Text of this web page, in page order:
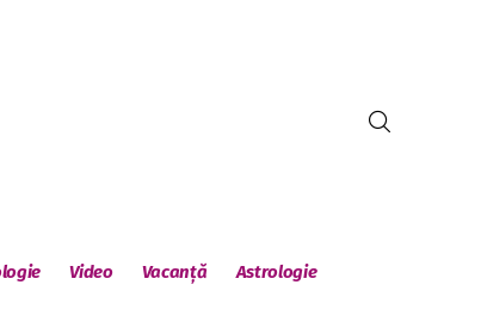
Video Vacanță Astrologie